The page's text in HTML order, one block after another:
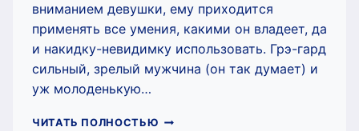
вниманием девушки, ему приходится
применять все умения, какими он владеет, да
и накидку-невидимку использовать. Грэ-гард
сильный, зрелый мужчина (он так думает) и
уж молоденькую…
ЧИТАТЬ ПОЛНОСТЬЮ ЗОВ